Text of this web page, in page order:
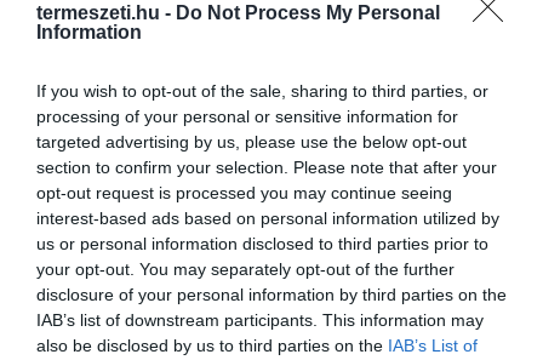
termeszeti.hu - Do Not Process My Personal
Information
If you wish to opt-out of the sale, sharing to third parties, or
processing of your personal or sensitive information for
targeted advertising by us, please use the below opt-out
section to confirm your selection. Please note that after your
opt-out request is processed you may continue seeing
interest-based ads based on personal information utilized by
us or personal information disclosed to third parties prior to
your opt-out. You may separately opt-out of the further
disclosure of your personal information by third parties on the
IAB’s list of downstream participants. This information may
also be disclosed by us to third parties on the IAB’s List of
KÖVETKEZŐ CIKK
HASONLÓ ÉRDEKESSÉGEK